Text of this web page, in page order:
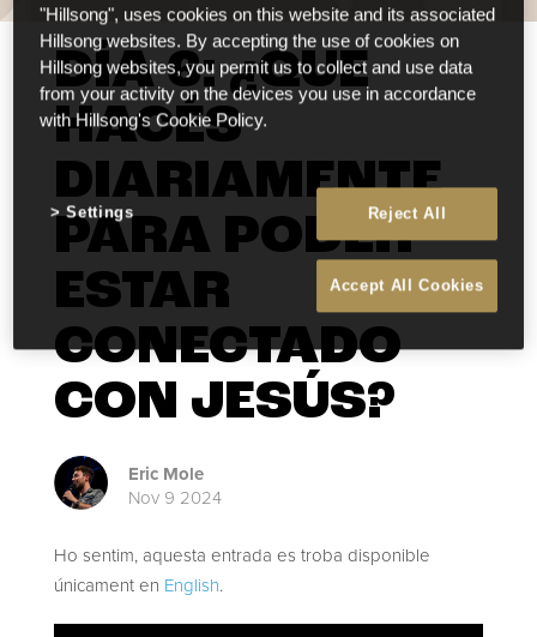
DÍA 6: ¿QUE
HACÉS
DIARIAMENTE
PARA PODER
ESTAR
CONECTADO
CON JESÚS?
Eric Mole
Nov 9 2024
Ho sentim, aquesta entrada es troba disponible
únicament en English.
"Hillsong", uses cookies on this website and its associated
Hillsong websites. By accepting the use of cookies on
Hillsong websites, you permit us to collect and use data
from your activity on the devices you use in accordance
with Hillsong's Cookie Policy.
Reject All
Accept All Cookies
Settings